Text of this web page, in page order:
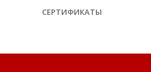
СЕРТИФИКАТЫ